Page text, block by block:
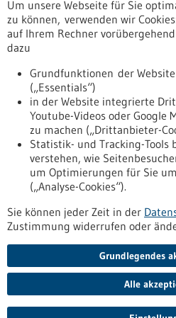
Erscheinungsdatum
Nach oben
Informiert bleiben
Newsletter abonnieren
Um unsere Webseite für Sie
zu können, verwenden wir
auf Ihrem Rechner
dazu
Grundfunktionen der
(„Essentials“)
in der Website integrierte
Youtube-Videos oder Google
zu machen („Drittanbieter-
Statistik- und Tracking-Tools
verstehen, wie
um Optimierungen für Sie
(„Analyse-Cookies“).
Sie können jeder Zeit in der
Zustimmung widerrufen oder
Grundlegendes
Alle